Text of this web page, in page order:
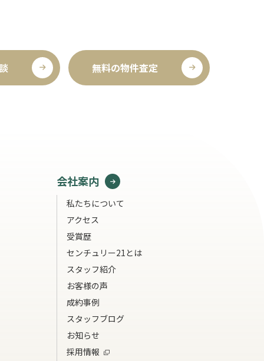
無料の物件査定
会社案内
私たちについて
アクセス
受賞歴
センチュリー21とは
スタッフ紹介
お客様の声
成約事例
スタッフブログ
お知らせ
採用情報